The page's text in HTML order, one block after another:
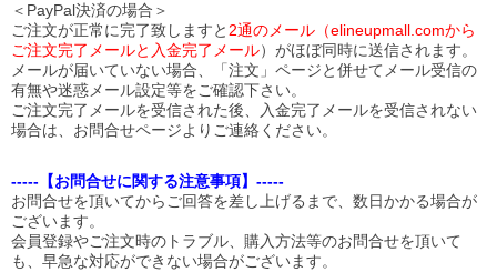
＜PayPal決済の場合＞
ご注文が正常に完了致しますと 2通のメール（elineupmall.comから
ご注文完了メールと入金完了メール）がほぼ同時に送信されます。
メールが届いていない場合、「注文」ページと併せてメール受信の
有無や迷惑メール設定等をご確認下さい。
ご注文完了メールを受信された後、入金完了メールを受信されない
場合は、お問合せページよりご連絡ください。
-----【お問合せに関する注意事項】-----
お問合せを頂いてからご回答を差し上げるまで、数日かかる場合が
ございます。
会員登録やご注文時のトラブル、購入方法等のお問合せを頂いて
も、早急な対応ができない場合がございます。